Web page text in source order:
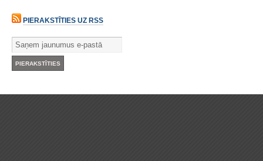
PIERAKSTĪTIES UZ RSS